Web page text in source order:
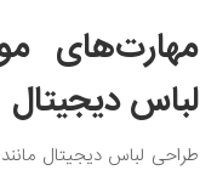
مهارت‌های
لباس دیجیتال
طراحی لباس دیجیتال